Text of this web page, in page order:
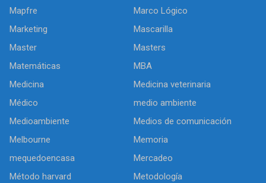
Mapfre
Marco Lógico
Marketing
Mascarilla
Master
Masters
Matemáticas
MBA
Medicina
Medicina veterinaria
Médico
medio ambiente
Medioambiente
Medios de comunicación
Melbourne
Memoria
mequedoencasa
Mercadeo
Método harvard
Metodología